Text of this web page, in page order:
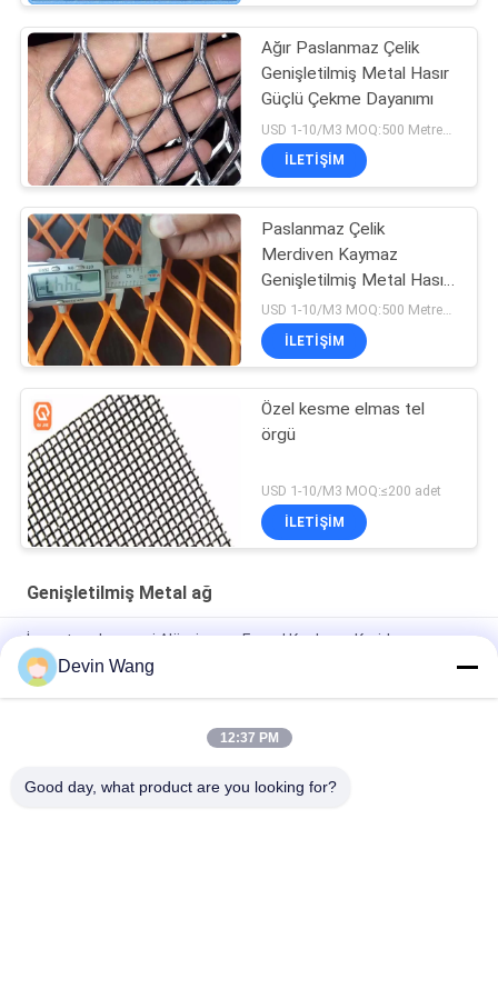
Ağır Paslanmaz Çelik
Genişletilmiş Metal Hasır
Güçlü Çekme Dayanımı
İLETIŞIM
Paslanmaz Çelik
Merdiven Kaymaz
Genişletilmiş Metal Hasır
Kurulumu Kolay
USD 1-10/M3 MOQ:500 Metrekare
İLETIŞIM
Özel kesme elmas tel
örgü
USD 1-10/M3 MOQ:≤200 adet
İLETIŞIM
Genişletilmiş Metal ağ
İnşaat malzemesi Alüminyum Fasad Kaplama Koridor
Merdiven Baffle için Genişletilmiş Metal Yaprak Tel örgü
Manyetik Sinyal Koruyucu Topraklama Metal Mesh Bakır
Devin Wang
12:37 PM
Good day, what product are you looking for?